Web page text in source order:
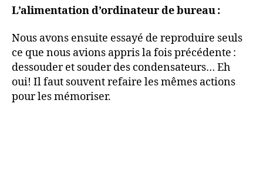
L’alimentation d’ordinateur de bureau :
Nous avons ensuite essayé de reproduire seuls
ce que nous avions appris la fois précédente :
dessouder et souder des condensateurs… Eh
oui! Il faut souvent refaire les mêmes actions
pour les mémoriser.